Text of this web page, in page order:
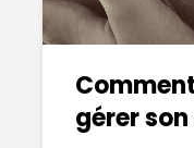
gérer son